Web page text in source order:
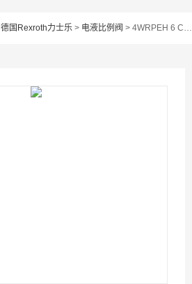
德国Rexroth力士乐 > 电液比例阀 > 4WRPEH 6 C4B40L-3X/M/24A1REXROTH比例阀4WRPEH6C4B40L-3X/M